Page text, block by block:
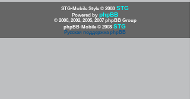
STG-Mobile Style © 2008 STG
Powered by phpBB
© 2000, 2002, 2005, 2007 phpBB Group
phpBB-Mobile © 2008 STG
Русская поддержка phpBB